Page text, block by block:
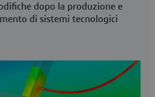
dopo la produzione e
di sistemi tecnologici